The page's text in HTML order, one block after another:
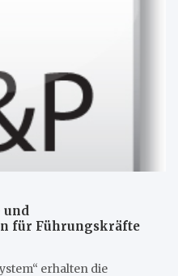
und
für Führungskräfte
erhalten die